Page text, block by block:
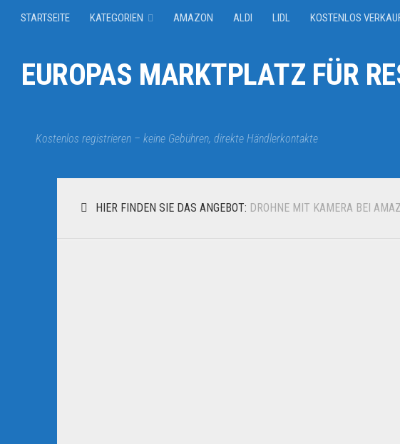
STARTSEITE KATEGORIEN AMAZON ALDI LIDL KOSTENLOS
EUROPAS MARKTPLATZ FÜR
Kostenlos registrieren – keine Gebühren, direkte Händlerkontakte
HIER FINDEN SIE DAS ANGEBOT: DROHNE MIT KAMERA BEI